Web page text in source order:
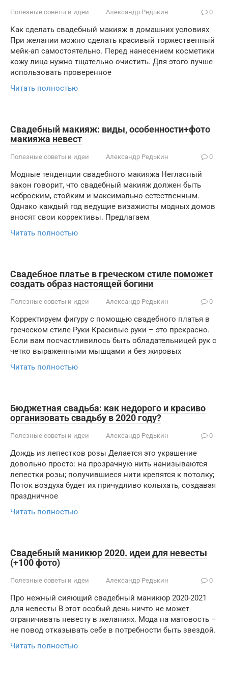
Полезные советы и идеи Александр Редькин 0
Как сделать свадебный макияж в домашних условиях
При желании можно сделать красивый торжественный
мейк-ап самостоятельно. Перед нанесением косметики
кожу лица нужно тщательно очистить. Для этого лучше
использовать проверенное
Читать полностью
Свадебный макияж: виды, особенности+фото
макияжа невест
Полезные советы и идеи Александр Редькин 0
Модные тенденции свадебного макияжа Негласный
закон говорит, что свадебный макияж должен быть
неброским, стойким и максимально естественным.
Однако каждый год ведущие визажисты модных домов
вносят свои коррективы. Предлагаем
Читать полностью
Свадебное платье в греческом стиле поможет
создать образ настоящей богини
Полезные советы и идеи Александр Редькин 0
Корректируем фигуру с помощью свадебного платья в
греческом стиле Руки Красивые руки – это прекрасно.
Если вам посчастливилось быть обладательницей рук с
четко выраженными мышцами и без жировых
Читать полностью
Бюджетная свадьба: как недорого и красиво
организовать свадьбу в 2020 году?
Полезные советы и идеи Александр Редькин 0
Дождь из лепестков розы Делается это украшение
довольно просто: на прозрачную нить нанизываются
лепестки розы; получившиеся нити крепятся к потолку;
Поток воздуха будет их причудливо колыхать, создавая
праздничное
Читать полностью
Свадебный маникюр 2020. идеи для невесты
(+100 фото)
Полезные советы и идеи Александр Редькин 0
Про нежный сияющий свадебный маникюр 2020-2021
для невесты В этот особый день ничто не может
ограничивать невесту в желаниях. Мода на матовость –
не повод отказывать себе в потребности быть звездой.
Читать полностью